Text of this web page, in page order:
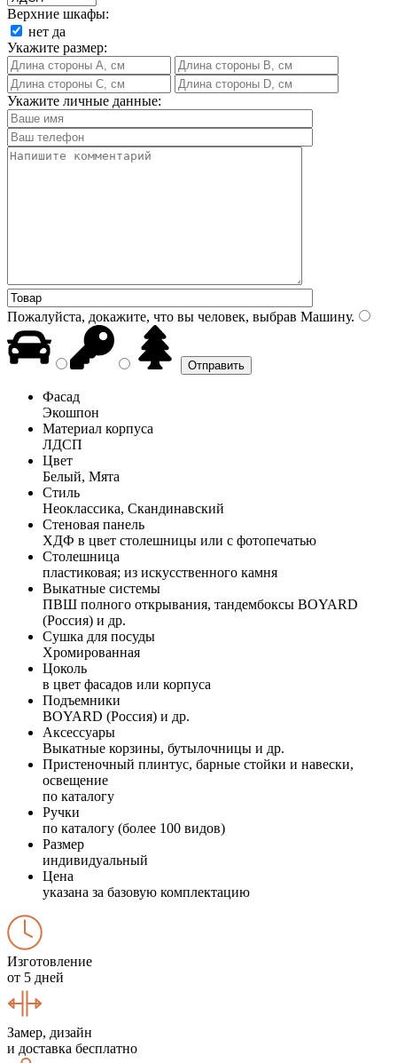
Верхние шкафы:
нет да
Укажите размер:
Укажите личные данные:
Пожалуйста, докажите, что вы человек, выбрав Машину.
Фасад
Экошпон
Материал корпуса
ЛДСП
Цвет
Белый, Мята
Стиль
Неоклассика, Скандинавский
Стеновая панель
ХДФ в цвет столешницы или с фотопечатью
Столешница
пластиковая; из искусственного камня
Выкатные системы
ПВШ полного открывания, тандембоксы BOYARD
(Россия) и др.
Сушка для посуды
Хромированная
Цоколь
в цвет фасадов или корпуса
Подъемники
BOYARD (Россия) и др.
Аксессуары
Выкатные корзины, бутылочницы и др.
Пристеночный плинтус, барные стойки и навески,
освещение
по каталогу
Ручки
по каталогу (более 100 видов)
Размер
индивидуальный
Цена
указана за базовую комплектацию
Изготовление
от 5 дней
Замер, дизайн
и доставка бесплатно